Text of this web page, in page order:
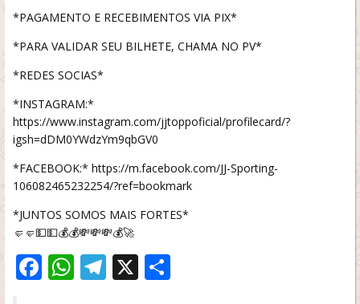
*PAGAMENTO E RECEBIMENTOS VIA PIX*
*PARA VALIDAR SEU BILHETE, CHAMA NO PV*
*REDES SOCIAS*
*INSTAGRAM:*
https://www.instagram.com/jjtoppoficial/profilecard/?
igsh=dDM0YWdzYm9qbGV0
*FACEBOOK:* https://m.facebook.com/JJ-Sporting-
106082465232254/?ref=bookmark
*JUNTOS SOMOS MAIS FORTES*
🤛🤛💵💵💰💰💸💸💸💰🚀
Facebook
WhatsApp
Telegram
X